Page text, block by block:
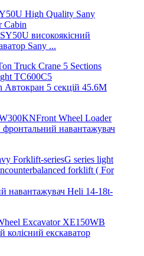
високоякісний
Sany ...
5 секцій 45.6M
навантажувач
навантажувач Heli 14-18t-
екскаватор